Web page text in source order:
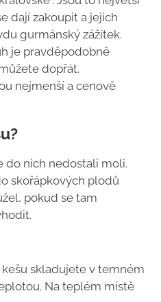
dají zakoupit a jejich
gurmánský zážitek.
je pravděpodobně
dopřát.
nejmenší a cenově
do nich nedostali moli.
skořápkových plodů
pokud se tam
skladujete v temném
Na teplém místě